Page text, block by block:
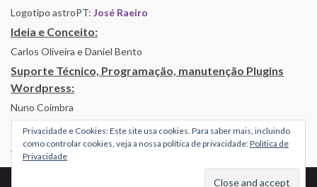
Logotipo astroPT: José Raeiro
Ideia e Conceito:
Carlos Oliveira e Daniel Bento
Suporte Técnico, Programação, manutenção Plugins
Wordpress:
Nuno Coimbra
Alojamento por Simbiose
Privacidade e Cookies: Este site usa cookies. Para saber mais, incluindo
como controlar cookies, veja a nossa política de privacidade:Política de
Privacidade